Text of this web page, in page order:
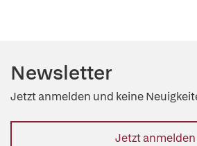
Newsletter
Jetzt anmelden und keine
Jetzt anmelden